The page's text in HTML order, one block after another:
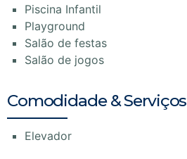
Piscina Infantil
Playground
Salão de festas
Salão de jogos
Comodidade & Serviços
Elevador